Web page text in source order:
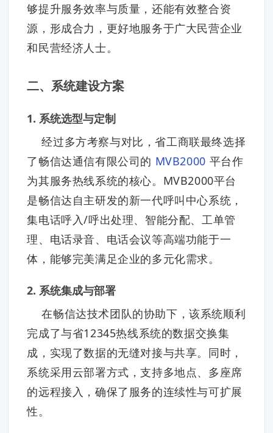
够提升服务效率与质量，还能有效整合资
源，形成合力，更好地服务于广大民营企业
和民营经济人士。
二、系统建设方案
1. 系统选型与定制
经过多方考察与对比，省工商联最终选择
了畅信达通信有限公司的 MVB2000 平台作
为其服务热线系统的核心。MVB2000平台
是畅信达自主研发的新一代呼叫中心系统，
集电话呼入/呼出处理、智能分配、工单管
理、电话录音、电话会议等高端功能于一
体，能够完美满足企业的多元化需求。
2. 系统集成与部署
在畅信达技术团队的协助下，该系统顺利
完成了与省12345热线系统的数据交换集
成，实现了数据的无缝对接与共享。同时，
系统采用云部署方式，支持多地点、多座席
的远程接入，确保了服务的连续性与可扩展
性。